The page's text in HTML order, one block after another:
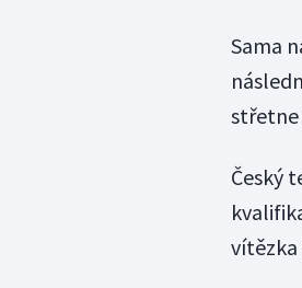
Sama
střetne
Český
vítězka